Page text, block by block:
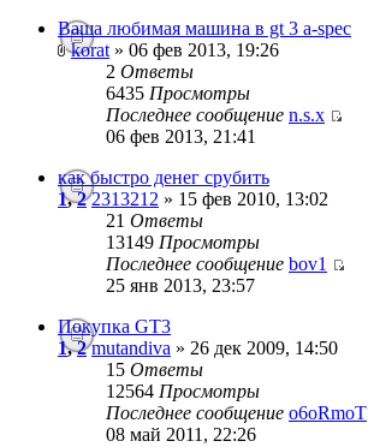
Ваша любимая машина в gt 3 a-spec
korat» 06 фев 2013, 19:26
2 Ответы
6435 Просмотры
Последнее сообщение n.s.x
06 фев 2013, 21:41
как быстро денег срубить
1,2 2313212 » 15 фев 2010, 13:02
21 Ответы
13149 Просмотры
Последнее сообщение bov1
25 янв 2013, 23:57
Покупка GT3
1,2 mutandiva » 26 дек 2009, 14:50
15 Ответы
12564 Просмотры
Последнее сообщение o6oRmoT
08 май 2011, 22:26